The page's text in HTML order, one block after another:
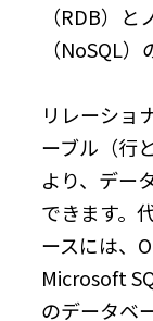
（RDB）
（NoSQL
リレーショ
ーブル（行
より、デー
できます。
ースには、
Microsoft
のデータベ